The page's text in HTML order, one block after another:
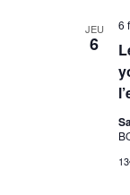
JEU
6
6